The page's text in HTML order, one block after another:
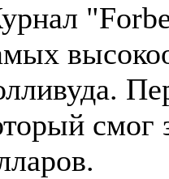
смог